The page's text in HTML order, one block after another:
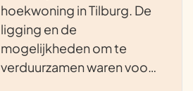
hoekwoning in Tilburg. De
ligging en de
mogelijkheden om te
verduurzamen waren voo…